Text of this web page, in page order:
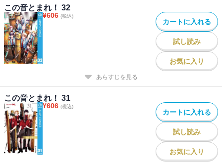
この音とまれ！ 32
¥606 (税込)
カートに入れる
試し読み
お気に入り
あらすじを見る
この音とまれ！ 31
¥606 (税込)
カートに入れる
試し読み
お気に入り